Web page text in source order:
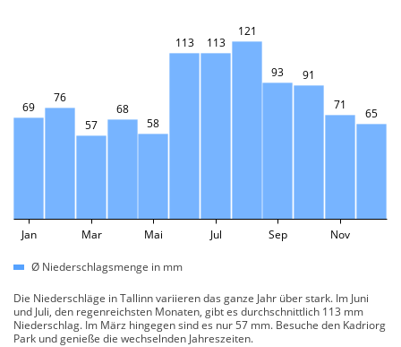
69
76
57
68
58
113 113
121
93
91
71
65
Jan Mar Mai Jul Sep Nov
Ø Niederschlagsmenge in mm
Die Niederschläge in Tallinn variieren das ganze Jahr über stark. Im Juni
und Juli, den regenreichsten Monaten, gibt es durchschnittlich 113 mm
Niederschlag. Im März hingegen sind es nur 57 mm. Besuche den Kadriorg
Park und genieße die wechselnden Jahreszeiten.